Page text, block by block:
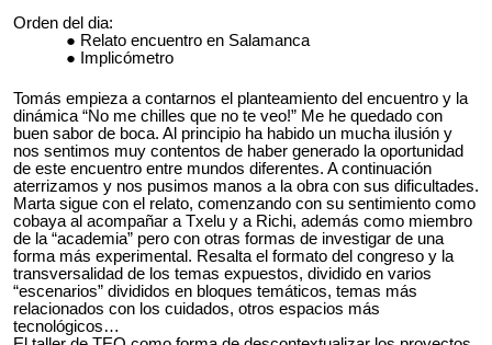
Orden del dia:
Relato encuentro en Salamanca
Implicómetro
Tomás empieza a contarnos el planteamiento del encuentro y la
dinámica “No me chilles que no te veo!” Me he quedado con
buen sabor de boca. Al principio ha habido un mucha ilusión y
nos sentimos muy contentos de haber generado la oportunidad
de este encuentro entre mundos diferentes. A continuación
aterrizamos y nos pusimos manos a la obra con sus dificultades.
Marta sigue con el relato, comenzando con su sentimiento como
cobaya al acompañar a Txelu y a Richi, además como miembro
de la “academia” pero con otras formas de investigar de una
forma más experimental. Resalta el formato del congreso y la
transversalidad de los temas expuestos, dividido en varios
“escenarios” divididos en bloques temáticos, temas más
relacionados con los cuidados, otros espacios más
tecnológicos…